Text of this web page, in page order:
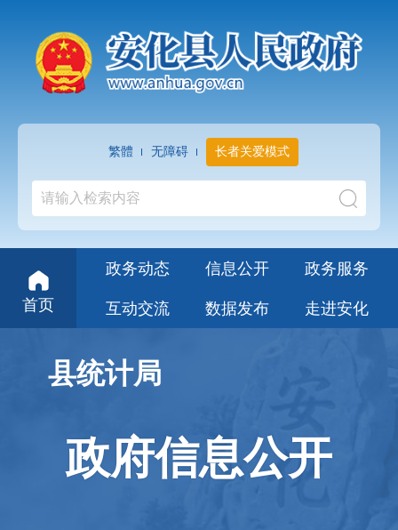
繁體 无障碍 长者关爱模式
首页
政务动态 信息公开 政务服务
互动交流 数据发布 走进安化
县统计局
政府信息公开